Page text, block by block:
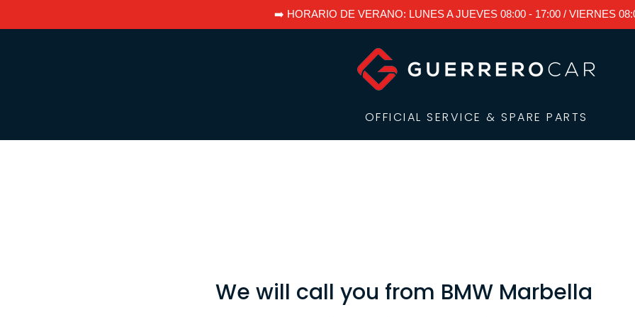
➡️ HORARIO DE VERANO: LUNES A JUEVES 08:00 - 17:00 / VIERNES
OFFICIAL SERVICE & SPARE PARTS
We will call you from BMW Marbella